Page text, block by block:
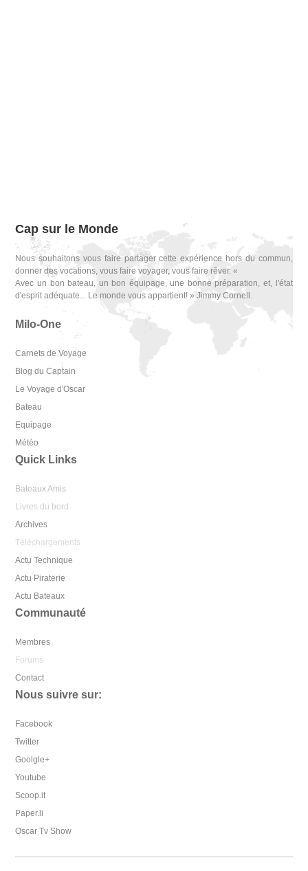
Cap sur le Monde
Nous souhaitons vous faire partager cette expérience hors du commun,
donner des vocations, vous faire voyager, vous faire rêver. «
Avec un bon bateau, un bon équipage, une bonne préparation, et, l'état
d'esprit adéquate... Le monde vous appartient! » Jimmy Cornell.
Milo-One
Carnets de Voyage
Blog du Captain
Le Voyage d'Oscar
Bateau
Equipage
Météo
Quick Links
Bateaux Amis
Livres du bord
Archives
Téléchargements
Actu Technique
Actu Piraterie
Actu Bateaux
Communauté
Membres
Forums
Contact
Nous suivre sur:
Facebook
Twitter
Goolgle+
Youtube
Scoop.it
Paper.li
Oscar Tv Show